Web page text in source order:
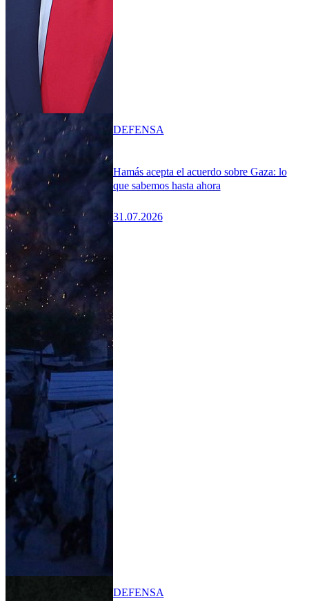
Hamás acepta el acuerdo sobre Gaza: lo
que sabemos hasta ahora
31.07.2026
DEFENSA
DEFENSA